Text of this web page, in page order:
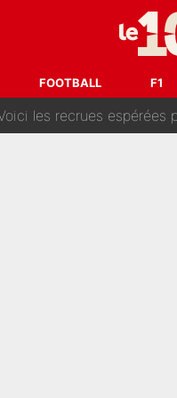
FOOTBALL F1
le PSG : Un gros club
: Les révélations de
les recrues espérées